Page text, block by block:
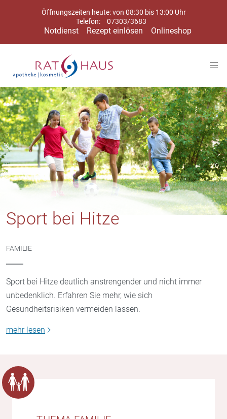
Öffnungszeiten heute: von 08:30 bis 13:00 Uhr
Telefon:
07303/3683
Notdienst Rezept einlösen Onlineshop
Sport bei Hitze
FAMILIE
Sport bei Hitze deutlich anstrengender und nicht immer
unbedenklich. Erfahren Sie mehr, wie sich
Gesundheitsrisiken vermeiden lassen.
mehr lesen